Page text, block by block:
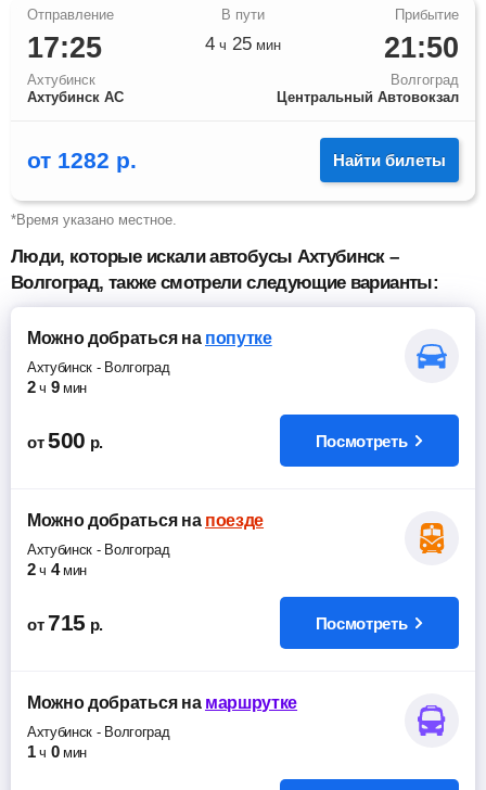
17:25
Ахтубинск
Ахтубинск АС
21:50
Волгоград
Центральный Автовокзал
4 ч 25 мин
от 1282 р. Найти билеты
*Время указано местное.
Люди, которые искали автобусы Ахтубинск –
Волгоград, также смотрели следующие варианты:
Можно добратьсяна попутке
Ахтубинск - Волгоград
2 ч 9 мин
от 500 р. Посмотреть
Можно добратьсяна поезде
Ахтубинск - Волгоград
2 ч 4 мин
от 715 р. Посмотреть
Можно добратьсяна маршрутке
Ахтубинск - Волгоград
1 ч 0 мин